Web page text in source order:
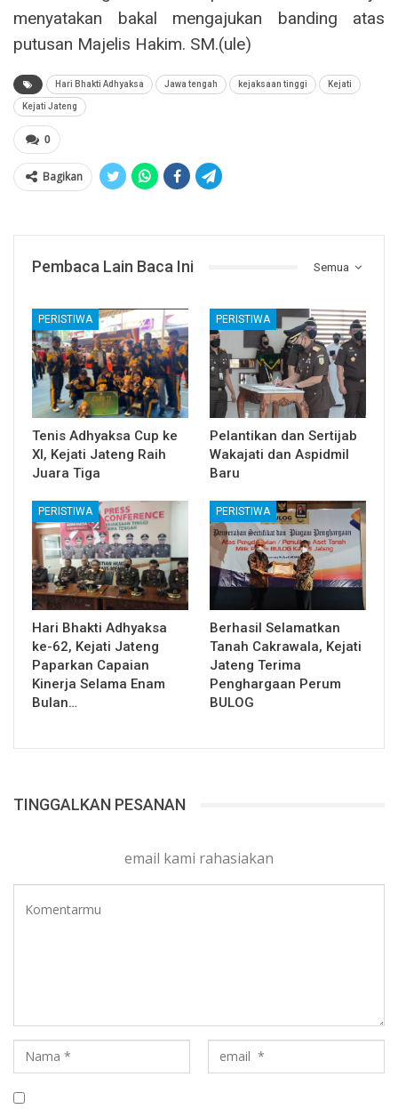
menyatakan bakal mengajukan banding atas
putusan Majelis Hakim. SM.(ule)
Hari Bhakti Adhyaksa Jawa tengah kejaksaan tinggi Kejati
Kejati Jateng
0
Bagikan
Semua
Pembaca Lain Baca Ini
PERISTIWA
Tenis Adhyaksa Cup ke
XI, Kejati Jateng Raih
Juara Tiga
PERISTIWA
Pelantikan dan Sertijab
Wakajati dan Aspidmil
Baru
PERISTIWA
Hari Bhakti Adhyaksa
ke-62, Kejati Jateng
Paparkan Capaian
Kinerja Selama Enam
Bulan…
PERISTIWA
Berhasil Selamatkan
Tanah Cakrawala, Kejati
Jateng Terima
Penghargaan Perum
BULOG
TINGGALKAN PESANAN
email kami rahasiakan